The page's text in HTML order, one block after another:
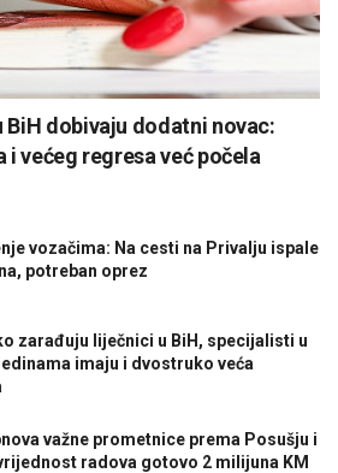
BiH dobivaju dodatni novac:
i većeg regresa već počela
vozačima: Na cesti na Privalju ispale
potreban oprez
zarađuju liječnici u BiH, specijalisti u
imaju i dvostruko veća
važne prometnice prema Posušju i
radova gotovo 2 milijuna KM